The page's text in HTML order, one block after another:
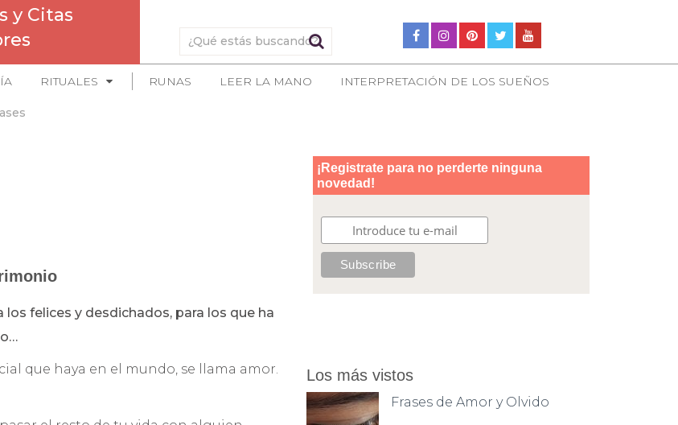
y Citas
RITUALES RUNAS LEER LA MANO INTERPRETACIÓN DE LOS SUEÑOS
los felices y desdichados, para los que ha
que haya en el mundo, se llama amor.
Los más vistos
Frases de Amor y Olvido